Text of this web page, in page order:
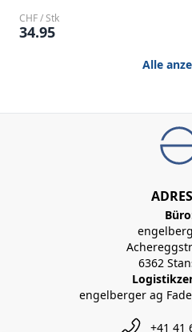
CHF / Stk
34.95
Alle
6362
engelberger ag
+41 41